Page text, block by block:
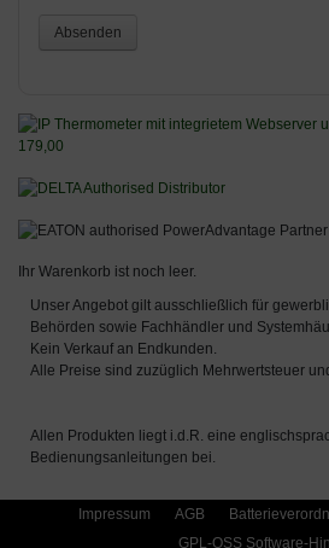
Absenden
Ihr Warenkorb ist noch leer.
Unser Angebot gilt ausschließlich für
Behörden sowie Fachhändler und
Kein Verkauf an Endkunden.
Alle Preise sind zuzüglich Mehrwertsteuer
Allen Produkten liegt i.d.R. eine
Bedienungsanleitungen bei.
Impressum AGB
GPL-OSS Software-